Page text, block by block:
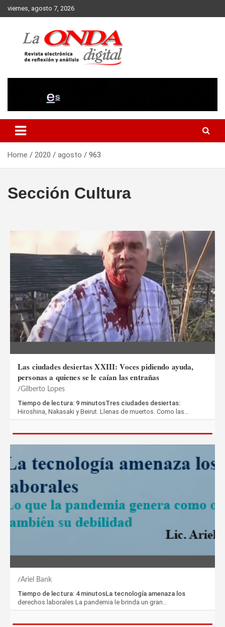
Skip
to
viernes, agosto 7, 2026
Home 2020 agosto 963
Las ciudades desiertas XXIII: Voces pidiendo ayuda,
personas a quienes se le caían las entrañas
Gilberto Lopes
Tiempo de lectura: 9 minutosTres ciudades desiertas:
Hiroshina, Nakasaki y Beirut. Llenas de muertos. Como las…
Ariel Bank
Tiempo de lectura: 4 minutosLa tecnología amenaza los
derechos laborales La pandemia le brinda un gran…